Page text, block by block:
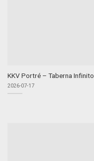
KKV Portré – Taberna Infinito
2026-07-17